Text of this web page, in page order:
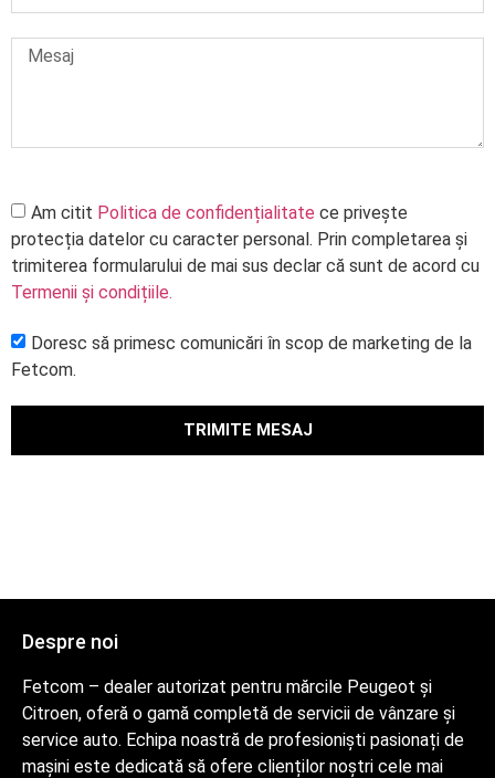
Am citit Politica de confidențialitate ce privește
protecția datelor cu caracter personal. Prin completarea și
trimiterea formularului de mai sus declar că sunt de acord cu
Termenii și condițiile.
Doresc să primesc comunicări în scop de marketing de la
Fetcom.
TRIMITE MESAJ
Despre noi
Fetcom – dealer autorizat pentru mărcile Peugeot și
Citroen, oferă o gamă completă de servicii de vânzare și
service auto. Echipa noastră de profesioniști pasionați de
mașini este dedicată să ofere clienților noștri cele mai